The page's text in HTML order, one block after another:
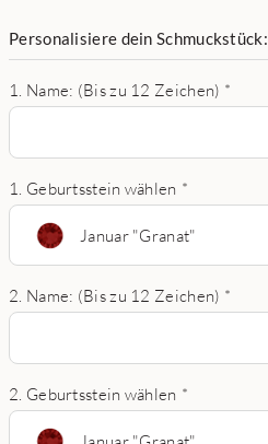
Personalisiere dein Schmuckstück:
1. Name: (Bis zu 12 Zeichen) *
1. Geburtsstein wählen *
Januar "Granat"
2. Name: (Bis zu 12 Zeichen) *
2. Geburtsstein wählen *